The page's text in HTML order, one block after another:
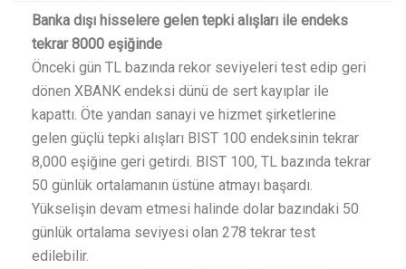
Banka dışı hisselere gelen tepki alışları ile endeks
tekrar 8000 eşiğinde
Önceki gün TL bazında rekor seviyeleri test edip geri
dönen XBANK endeksi dünü de sert kayıplar ile
kapattı. Öte yandan sanayi ve hizmet şirketlerine
gelen güçlü tepki alışları BIST 100 endeksinin tekrar
8,000 eşiğine geri getirdi. BIST 100, TL bazında tekrar
50 günlük ortalamanın üstüne atmayı başardı.
Yükselişin devam etmesi halinde dolar bazındaki 50
günlük ortalama seviyesi olan 278 tekrar test
edilebilir.